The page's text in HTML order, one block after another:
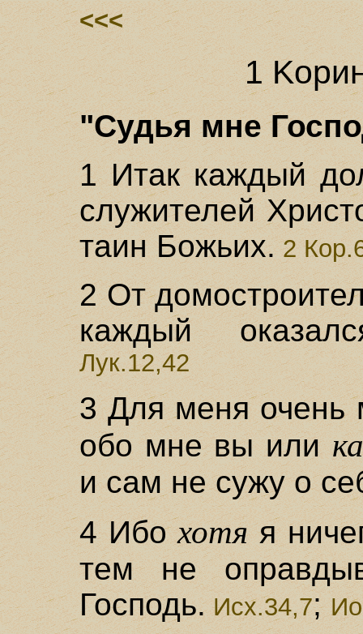
<<<
1
"Судья мне
1 Итак каждый
служителей
таин Божьих.2
2 От
каждый
Лук.12,42
3 Для меня очень
обо мне вы или
и сам не сужу о
4 Ибохотяя
тем не
Господь.Исх.34,7;